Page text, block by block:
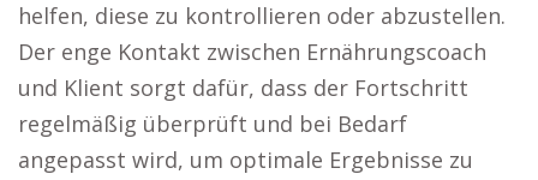
helfen, diese zu kontrollieren oder abzustellen.
Der enge Kontakt zwischen Ernährungscoach
und Klient sorgt dafür, dass der Fortschritt
regelmäßig überprüft und bei Bedarf
angepasst wird, um optimale Ergebnisse zu